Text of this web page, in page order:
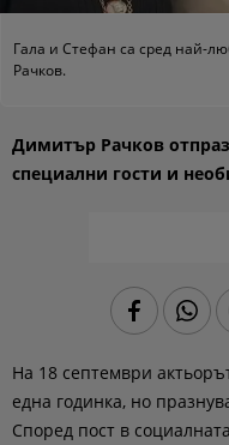
Гала и Стефан са сред най-
Рачков.
Димитър Рачков
специални гости и
На 18 септември
една годинка, но
Според пост в